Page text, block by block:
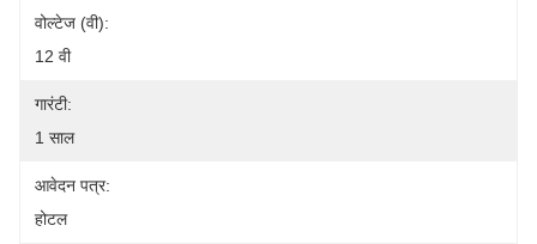
वोल्टेज (वी):
12 वी
गारंटी:
1 साल
आवेदन पत्र:
होटल